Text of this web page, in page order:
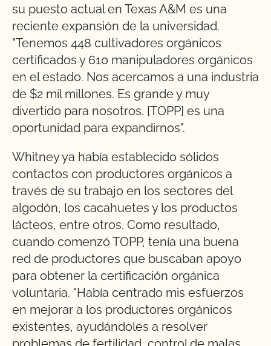
su puesto actual en Texas A&M es una
reciente expansión de la universidad.
"Tenemos 448 cultivadores orgánicos
certificados y 610 manipuladores orgánicos
en el estado. Nos acercamos a una industria
de $2 mil millones. Es grande y muy
divertido para nosotros. [TOPP] es una
oportunidad para expandirnos".
Whitney ya había establecido sólidos
contactos con productores orgánicos a
través de su trabajo en los sectores del
algodón, los cacahuetes y los productos
lácteos, entre otros. Como resultado,
cuando comenzó TOPP, tenía una buena
red de productores que buscaban apoyo
para obtener la certificación orgánica
voluntaria. "Había centrado mis esfuerzos
en mejorar a los productores orgánicos
existentes, ayudándoles a resolver